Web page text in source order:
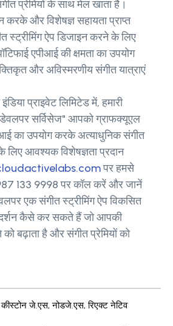
प्रेमियों के साथ मेल खाता है।
करके और विशेषज्ञ सहायता प्राप्त
ऐप डिजाइन करने के लिए
एपीआई की क्षमता का उपयोग
और अविस्मरणीय संगीत यात्राएं
प्राइवेट लिमिटेड में, हमारी
सर्विसेज" आपको ग्राफक्यूएल
का उपयोग करके अत्याधुनिक संगीत
लिए आवश्यक विशेषज्ञता प्रदान
पर हमसे
133 9998 पर कॉल करें और जानें
एक संगीत स्ट्रीमिंग ऐप विकसित
कैसे कर सकते हैं जो आपकी
बढ़ाता है और संगीत प्रेमियों को
कीस्टोन जे.एस,नोडजे.एस,रिएक्ट नेटिव